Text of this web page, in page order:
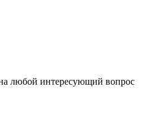
любой интересующий вопрос